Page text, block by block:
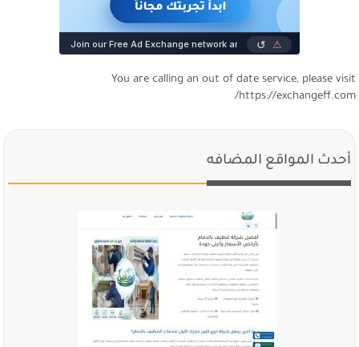
You are calling an out of date service, please visit
https://exchangeff.com/
أحدث المواقع المضافه